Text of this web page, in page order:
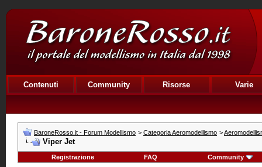
Contenuti Community Risorse Varie
BaroneRosso.it - Forum Modellismo > Categoria Aeromodellismo >
Viper Jet
Registrazione FAQ Community